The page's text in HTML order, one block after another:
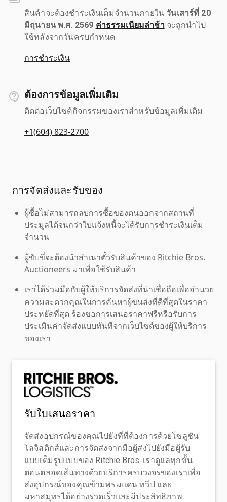
สินค้าจะต้องชำระเงินเต็มจำนวนภายใน วันเสาร์ที่ 20
มิถุนายน พ.ศ. 2569 ค่าธรรมเนียมล่าช้าจะถูกนำไป
ใช้หลังจากวันครบกำหนด
การชำระเงิน
ต้องการข้อมูลเพิ่มเติม
ติดต่อเว็บไซต์กิจกรรมของเราสำหรับข้อมูลเพิ่มเติม
+1(604) 823-2700
การจัดส่งและรับของ
ผู้ซื้อไม่สามารถลบการซื้อของตนออกจากสถานที่
ประมูลได้จนกว่าใบแจ้งหนี้จะได้รับการชำระเงินเต็ม
จำนวน
ผู้ขับขี่จะต้องนำสำเนาตั๋วรับสินค้าของ Ritchie Bros.
Auctioneers มาเพื่อใช้รับสินค้า
เราได้ร่วมมือกับผู้ให้บริการจัดส่งที่น่าเชื่อถือเพื่ออำนวย
ความสะดวกคุณในการค้นหาผู้ขนส่งที่ดีที่สุดในราคา
ประหยัดที่สุด ร้องขอการเสนอราคาฟรีหรือรับการ
ประเมินค่าจัดส่งแบบทันทีจากเว็บไซต์ของผู้ให้บริการ
ของเรา
รับใบเสนอราคา
จัดส่งอุปกรณ์ของคุณไปยังที่ที่ต้องการด้วยโซลูชัน
โลจิสติกส์และการจัดส่งจากมือผู้ส่งไปยังมือผู้รับ
แบบเต็มรูปแบบของ Ritchie Bros. เราดูแลทุกขั้น
ตอนตลอดเส้นทางด้วยบริการครบวงจรของเราเพื่อ
ส่งอุปกรณ์ของคุณข้ามพรมแดน ทวีป และ
มหาสมุทรได้อย่างรวดเร็วและมีประสิทธิภาพ